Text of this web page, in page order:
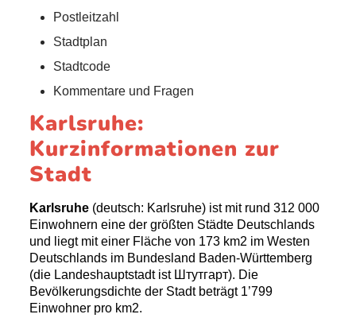
Postleitzahl
Stadtplan
Stadtcode
Kommentare und Fragen
Karlsruhe:
Kurzinformationen zur
Stadt
Karlsruhe(deutsch: Karlsruhe) ist mit rund 312 000
Einwohnern eine der größten Städte Deutschlands
und liegt mit einer Fläche von 173 km2 im Westen
Deutschlands im Bundesland Baden-Württemberg
(die Landeshauptstadt ist Штутгарт). Die
Bevölkerungsdichte der Stadt beträgt 1’799
Einwohner pro km2.